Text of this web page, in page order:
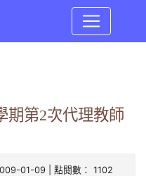
期第2次代理教師
01-09 | 點閱數： 1102